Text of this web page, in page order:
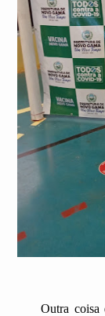
Outra coisa